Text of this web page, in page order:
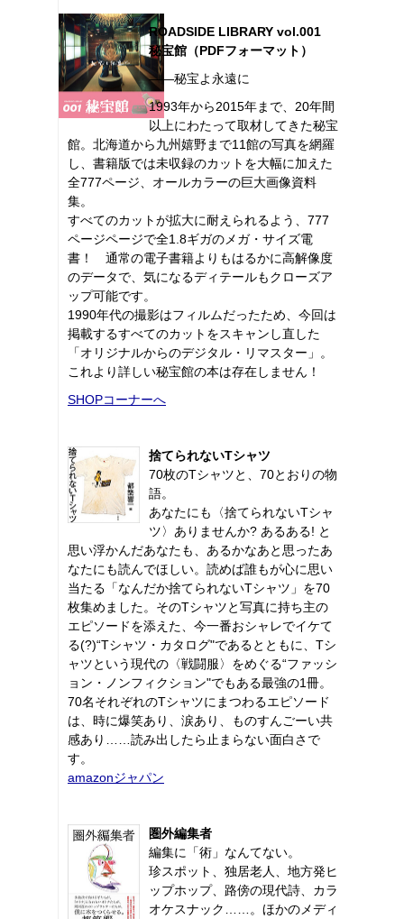
ROADSIDE LIBRARY vol.001
秘宝館（PDFフォーマット）
――秘宝よ永遠に
1993年から2015年まで、20年間
以上にわたって取材してきた秘宝
館。北海道から九州嬉野まで11館の写真を網羅
し、書籍版では未収録のカットを大幅に加えた
全777ページ、オールカラーの巨大画像資料
集。
すべてのカットが拡大に耐えられるよう、777
ページページで全1.8ギガのメガ・サイズ電
書！ 通常の電子書籍よりもはるかに高解像度
のデータで、気になるディテールもクローズア
ップ可能です。
1990年代の撮影はフィルムだったため、今回は
掲載するすべてのカットをスキャンし直した
「オリジナルからのデジタル・リマスター」。
これより詳しい秘宝館の本は存在しません！
SHOPコーナーへ
捨てられないTシャツ
70枚のTシャツと、70とおりの物
語。
あなたにも〈捨てられないTシャ
ツ〉ありませんか? あるある! と
思い浮かんだあなたも、あるかなあと思ったあ
なたにも読んでほしい。読めば誰もが心に思い
当たる「なんだか捨てられないTシャツ」を70
枚集めました。そのTシャツと写真に持ち主の
エピソードを添えた、今一番おシャレでイケて
る(?)“Tシャツ・カタログ"であるとともに、Tシ
ャツという現代の〈戦闘服〉をめぐる“ファッシ
ョン・ノンフィクション"でもある最強の1冊。
70名それぞれのTシャツにまつわるエピソード
は、時に爆笑あり、涙あり、ものすんごーい共
感あり……読み出したら止まらない面白さで
す。
amazonジャパン
圏外編集者
編集に「術」なんてない。
珍スポット、独居老人、地方発ヒ
ップホップ、路傍の現代詩、カラ
オケスナック……。ほかのメディ